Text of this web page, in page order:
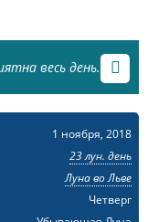
весь день.
1 ноября, 2018
23 лун. день
Луна во Льве
Четверг